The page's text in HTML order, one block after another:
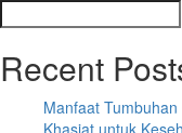
Recent
Manfaat
Khasiat untuk